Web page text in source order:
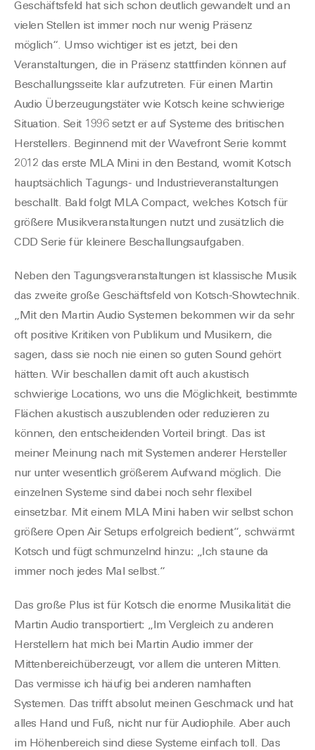
Geschäftsfeld hat sich schon deutlich gewandelt und an
vielen Stellen ist immer noch nur wenig Präsenz
möglich“. Umso wichtiger ist es jetzt, bei den
Veranstaltungen, die in Präsenz stattfinden können auf
Beschallungsseite klar aufzutreten. Für einen Martin
Audio Überzeugungstäter wie Kotsch keine schwierige
Situation. Seit 1996 setzt er auf Systeme des britischen
Herstellers. Beginnend mit der Wavefront Serie kommt
2012 das erste MLA Mini in den Bestand, womit Kotsch
hauptsächlich Tagungs- und Industrieveranstaltungen
beschallt. Bald folgt MLA Compact, welches Kotsch für
größere Musikveranstaltungen nutzt und zusätzlich die
CDD Serie für kleinere Beschallungsaufgaben.
Neben den Tagungsveranstaltungen ist klassische Musik
das zweite große Geschäftsfeld von Kotsch-Showtechnik.
„Mit den Martin Audio Systemen bekommen wir da sehr
oft positive Kritiken von Publ ikum und Musikern, die
sagen, dass sie noch nie einen so guten Sound gehört
hätten. Wir beschallen damit oft auch akustisch
schwierige Locations, wo uns die Möglichkeit, bestimmte
Flächen akustisch auszublenden oder reduzieren zu
können, den entsc heidenden Vorteil bringt. Das ist
meiner Meinung nach mit Systemen anderer Hersteller
nur unter wesentlich größerem Aufwand möglich. Die
einzelnen Systeme sind dabei noch sehr flexibel
einsetzbar. Mit einem MLA Mini haben wir selbst schon
größere Open Air Setups erfolgreich bedient“, schwärmt
Kotsch und fügt schmunzelnd hinzu: „Ich staune da
immer noch jedes Mal selbst.“
Das große Plus ist für Kotsch die enorme Musikalität die
Martin Audio transportiert: „Im Vergleich zu anderen
Herstellern hat mich bei Martin Audio immer der
Mittenbereichüberzeugt, vor allem die unteren Mitten.
Das vermisse ich häufig bei anderen namhaften
Systemen. Das trifft absolut meinen Geschmackund hat
alles Hand und Fuß, nicht nur für Audiophile. Aber auch
im Höhenbereich sind diese Systeme einfach toll. Das